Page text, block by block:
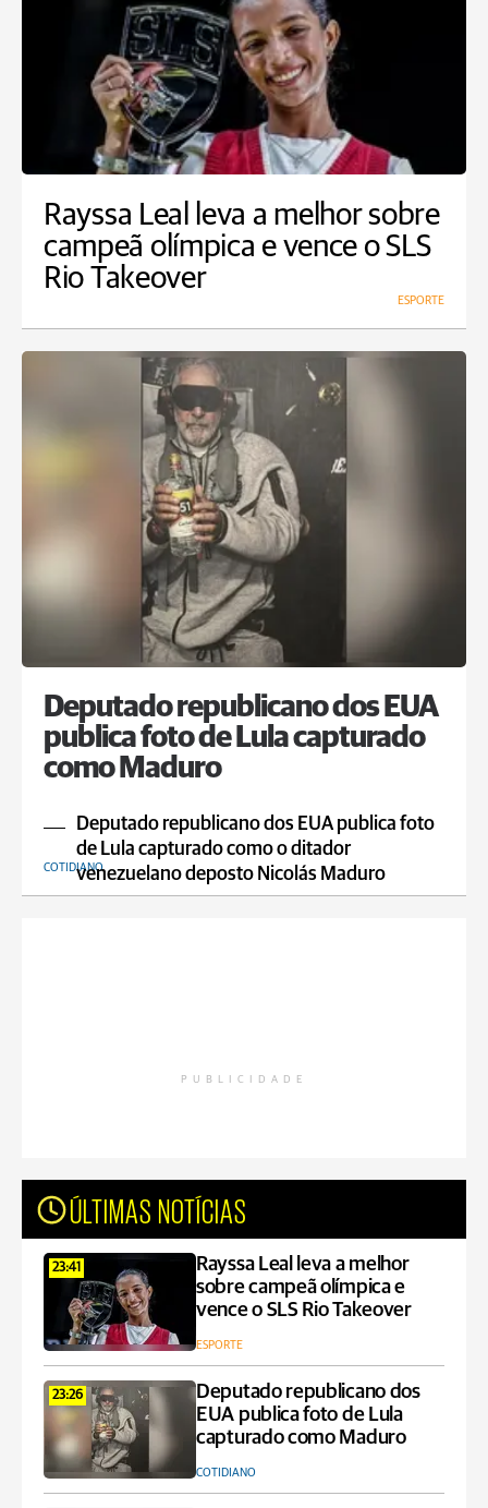
Rayssa Leal leva a melhor sobre
campeã olímpica e vence o SLS
Rio Takeover
ESPORTE
Deputado republicano dos EUA
publica foto de Lula capturado
como Maduro
Deputado republicano dos EUA publica foto
de Lula capturado como o ditador
venezuelano deposto Nicolás Maduro
COTIDIANO
PUBLICIDADE
ÚLTIMAS NOTÍCIAS
23:41
Rayssa Leal leva a melhor
sobre campeã olímpica e
vence o SLS Rio Takeover
ESPORTE
23:26
Deputado republicano dos
EUA publica foto de Lula
capturado como Maduro
COTIDIANO